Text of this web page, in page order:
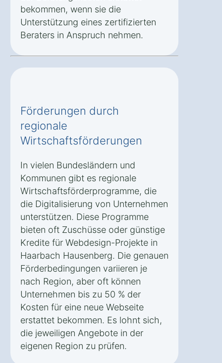
bekommen, wenn sie die
Unterstützung eines zertifizierten
Beraters in Anspruch nehmen.
Förderungen durch
regionale
Wirtschaftsförderungen
In vielen Bundesländern und
Kommunen gibt es regionale
Wirtschaftsförderprogramme, die
die Digitalisierung von Unternehmen
unterstützen. Diese Programme
bieten oft Zuschüsse oder günstige
Kredite für Webdesign-Projekte in
Haarbach Hausenberg. Die genauen
Förderbedingungen variieren je
nach Region, aber oft können
Unternehmen bis zu 50 % der
Kosten für eine neue Webseite
erstattet bekommen. Es lohnt sich,
die jeweiligen Angebote in der
eigenen Region zu prüfen.